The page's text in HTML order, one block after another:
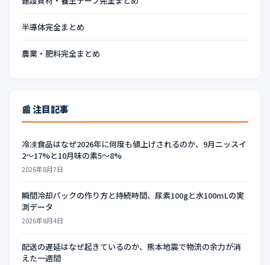
半導体完全まとめ
農業・肥料完全まとめ
📰 注目記事
冷凍食品はなぜ2026年に何度も値上げされるのか、9月ニッスイ
2〜17%と10月味の素5〜8%
2026年8月7日
瞬間冷却パックの作り方と持続時間、尿素100gと水100mLの実
測データ
2026年8月4日
配送の遅延はなぜ起きているのか、熊本地震で物流の余力が消
えた一週間